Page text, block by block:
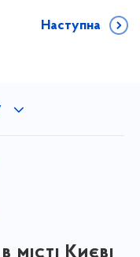
Наступна
Києві